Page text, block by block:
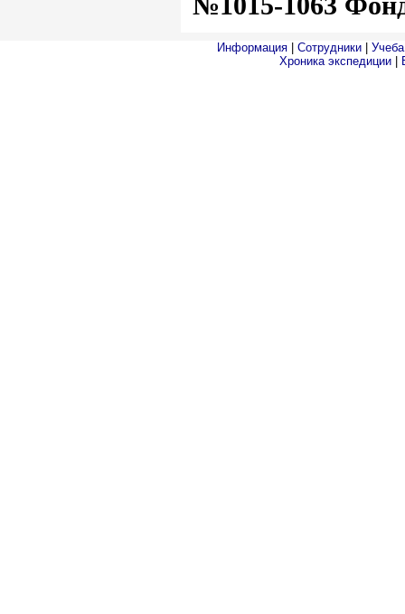
Информация Сотрудники Учеба
Хроника экспедиции|